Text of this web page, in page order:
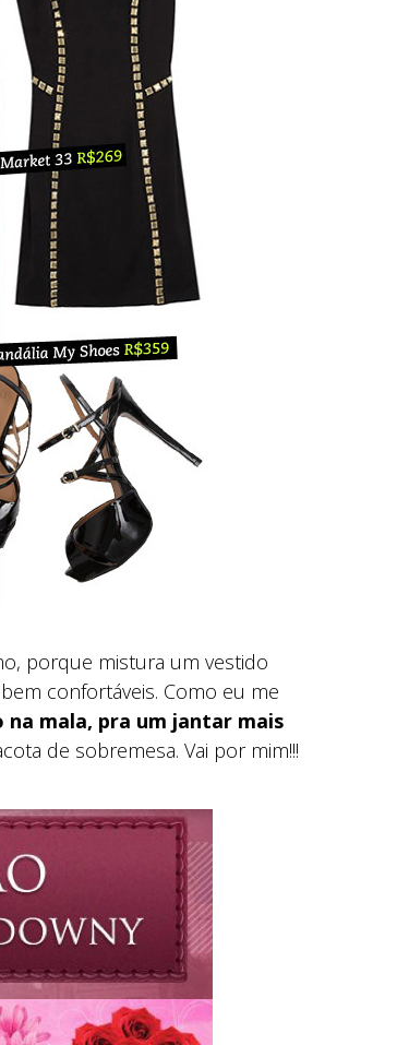
porque mistura um vestido
confortáveis. Como eu me
mala, pra um jantar mais
de sobremesa. Vai por mim!!!